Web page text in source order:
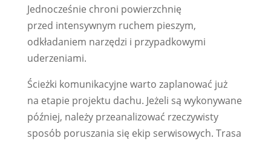
Jednocześnie chroni powierzchnię
przed intensywnym ruchem pieszym,
odkładaniem narzędzi i przypadkowymi
uderzeniami.
Ścieżki komunikacyjne warto zaplanować już
na etapie projektu dachu. Jeżeli są wykonywane
później, należy przeanalizować rzeczywisty
sposób poruszania się ekip serwisowych. Trasa